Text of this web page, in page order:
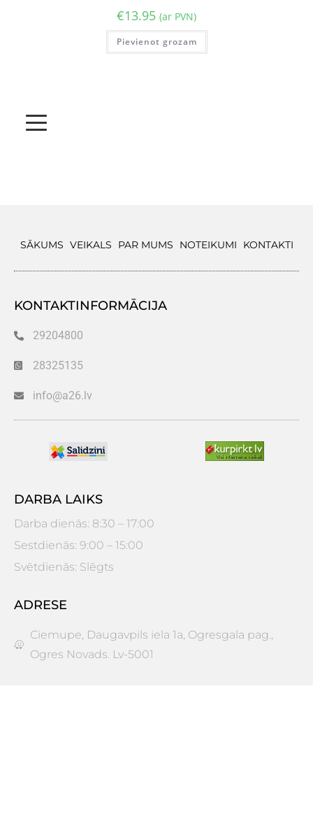
€13.95 (ar PVN)
Pievienot grozam
SĀKUMS VEIKALS PAR MUMS NOTEIKUMI KONTAKTI
KONTAKTINFORMĀCIJA
29204800
28325135
info@a26.lv
DARBA LAIKS
Darba dienās: 8:30 – 17:00
Sestdienās: 9:00 – 15:00
Svētdienās: Slēgts
ADRESE
Ciemupe, Daugavpils iela 1a, Ogresgala pag.,
Ogres Novads. Lv-5001